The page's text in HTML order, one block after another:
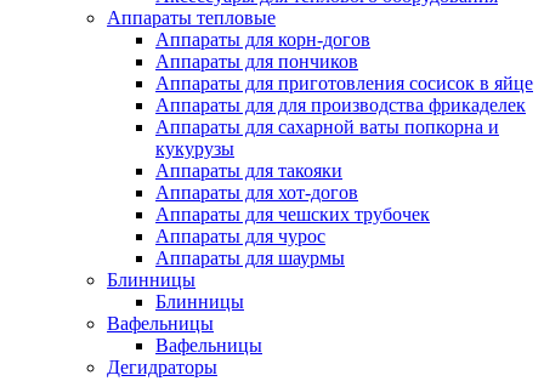
Аппараты тепловые
Аппараты для корн-догов
Аппараты для пончиков
Аппараты для приготовления сосисок в яйце
Аппараты для для производства фрикаделек
Аппараты для сахарной ваты попкорна и
кукурузы
Аппараты для такояки
Аппараты для хот-догов
Аппараты для чешских трубочек
Аппараты для чурос
Аппараты для шаурмы
Блинницы
Блинницы
Вафельницы
Вафельницы
Дегидраторы